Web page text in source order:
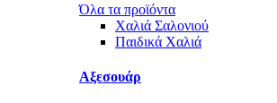
Όλα τα προϊόντα
Χαλιά Σαλονιού
Παιδικά Χαλιά
Αξεσουάρ